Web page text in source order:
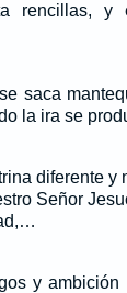
rencillas, y
saca
la ira se
diferente y
Señor
y ambición